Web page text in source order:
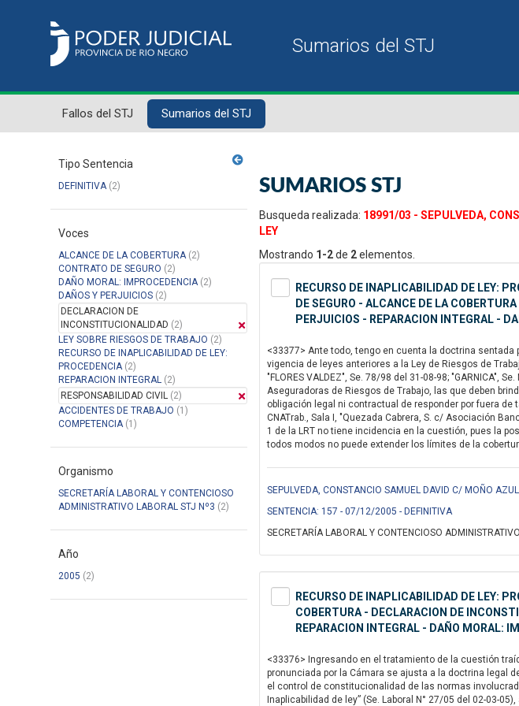
Fallos del STJ Sumarios del STJ
Tipo Sentencia
DEFINITIVA(2)
Voces
ALCANCE DE LA COBERTURA(2)
CONTRATO DE SEGURO (2)
DAÑO MORAL: IMPROCEDENCIA(2)
DAÑOS Y PERJUICIOS (2)
DECLARACION DE
INCONSTITUCIONALIDAD (2)
LEY SOBRE RIESGOS DE TRABAJO (2)
RECURSO DE INAPLICABILIDAD DE LEY:
PROCEDENCIA(2)
REPARACION INTEGRAL (2)
RESPONSABILIDAD CIVIL (2)
ACCIDENTES DE TRABAJO (1)
COMPETENCIA(1)
Organismo
SECRETARÍA LABORAL Y CONTENCIOSO
ADMINISTRATIVO LABORAL STJ Nº3 (2)
Año
2005 (2)
SUMARIOS STJ
Busqueda realizada: 18991/03 - SEPULVEDA,
LEY
Mostrando 1-2de 2elementos.
RECURSO DE INAPLICABILIDAD DE LEY:
DE SEGURO - ALCANCE DE LA
PERJUICIOS - REPARACION INTEGRAL -
<33377> Ante todo, tengo en cuenta la doctrina
vigencia de leyes anteriores a la Ley de Riesgos de
"FLORES VALDEZ", Se. 78/98 del 31-08-98; "GARNICA",
Aseguradoras de Riesgos de Trabajo, las que deben
obligación legal ni contractual de responder por fuera de
CNATrab., Sala I, "Quezada Cabrera, S. c/ Asociación
1 de la LRT no tiene incidencia en la cuestión, pues la
todos modos no puede extender los límites de la
SEPULVEDA, CONSTANCIO SAMUEL DAVID C/ MOÑO
SENTENCIA: 157 - 07/12/2005 - DEFINITIVA
SECRETARÍA LABORAL Y CONTENCIOSO
RECURSO DE INAPLICABILIDAD DE LEY:
COBERTURA - DECLARACION DE
REPARACION INTEGRAL - DAÑO MORAL:
<33376> Ingresando en el tratamiento de la cuestión
pronunciada por la Cámara se ajusta a la doctrina legal
el control de constitucionalidad de las normas
Inaplicabilidad de ley” (Se. Laboral N° 27/05 del 02-03-